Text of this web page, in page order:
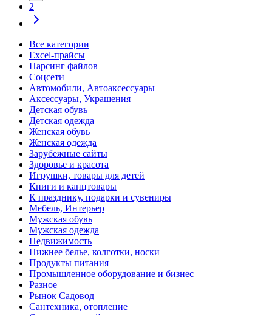
2
Все категории
Excel-прайсы
Парсинг файлов
Соцсети
Автомобили, Автоаксессуары
Аксессуары, Украшения
Детская обувь
Детская одежда
Женская обувь
Женская одежда
Зарубежные сайты
Здоровье и красота
Игрушки, товары для детей
Книги и канцтовары
К празднику, подарки и сувениры
Мебель, Интерьер
Мужская обувь
Мужская одежда
Недвижимость
Нижнее белье, колготки, носки
Продукты питания
Промышленное оборудование и бизнес
Разное
Рынок Садовод
Сантехника, отопление